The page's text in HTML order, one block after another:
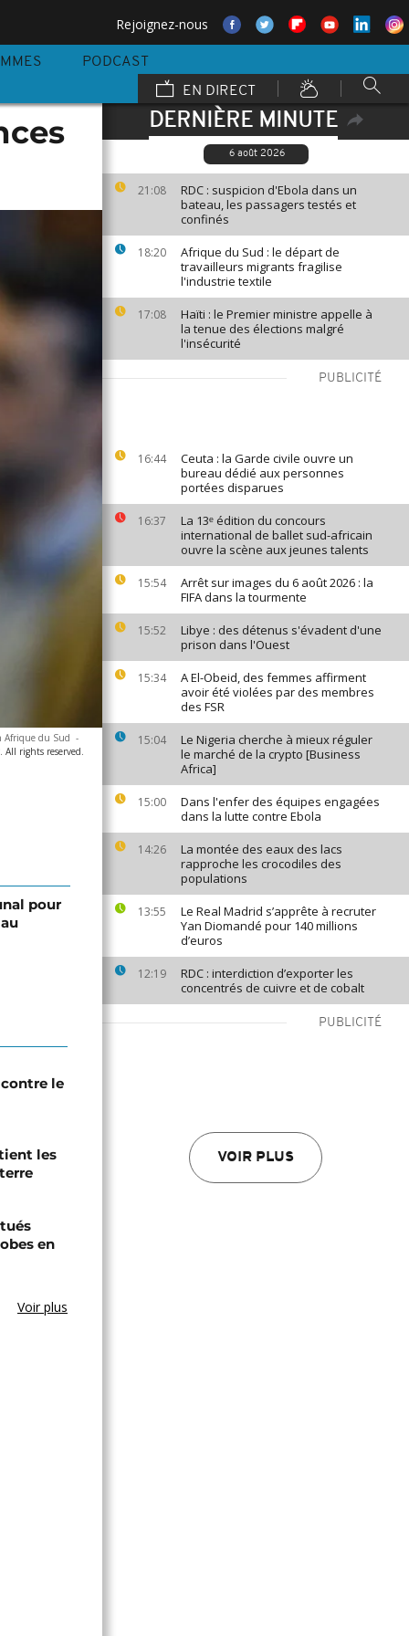
Rejoignez-nous
PODCAST
EN DIRECT
DERNIÈRE MINUTE
6 août 2026
21:08
RDC : suspicion d'Ebola dans un
bateau, les passagers testés et
confinés
18:20
Afrique du Sud : le départ de
travailleurs migrants fragilise
l'industrie textile
17:08
Haïti : le Premier ministre appelle à
la tenue des élections malgré
l'insécurité
PUBLICITÉ
16:44
Ceuta : la Garde civile ouvre un
bureau dédié aux personnes
portées disparues
16:37
La 13ᵉ édition du concours
international de ballet sud-africain
ouvre la scène aux jeunes talents
15:54
Arrêt sur images du 6 août 2026 : la
FIFA dans la tourmente
15:52
Libye : des détenus s'évadent d'une
prison dans l'Ouest
15:34
A El-Obeid, des femmes affirment
avoir été violées par des membres
des FSR
15:04
Le Nigeria cherche à mieux réguler
le marché de la crypto [Business
Africa]
15:00
Dans l'enfer des équipes engagées
dans la lutte contre Ebola
14:26
La montée des eaux des lacs
rapproche les crocodiles des
populations
13:55
Le Real Madrid s’apprête à recruter
Yan Diomandé pour 140 millions
d’euros
12:19
RDC : interdiction d’exporter les
concentrés de cuivre et de cobalt
PUBLICITÉ
VOIR PLUS
Afrique du Sud -
All rights reserved.
pour
le
les
en
Voir plus